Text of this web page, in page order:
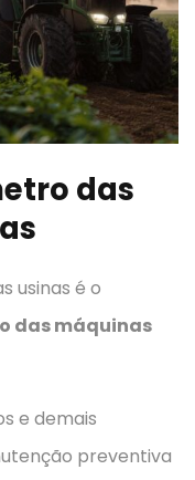
das
usinas é o
das máquinas
e demais
preventiva